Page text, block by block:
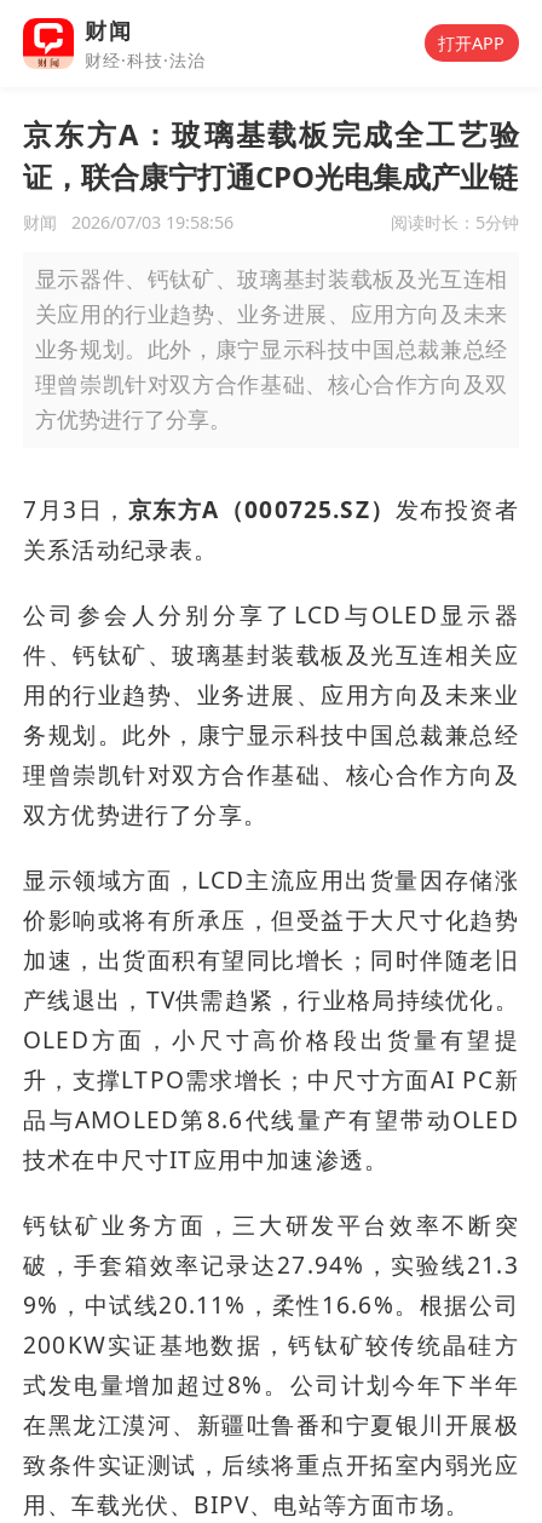
财闻
财经·科技·法治
打开APP
京东方A：玻璃基载板完成全工艺验
证，联合康宁打通CPO光电集成产业链
财闻 2026/07/03 19:58:56 阅读时长： 5分钟
显示器件、钙钛矿、玻璃基封装载板及光互连相
关应用的行业趋势、业务进展、应用方向及未来
业务规划。此外，康宁显示科技中国总裁兼总经
理曾崇凯针对双方合作基础、核心合作方向及双
方优势进行了分享。
7月3日， 京东方A（000725.SZ） 发布投资者
关系活动纪录表。
公司参会人分别分享了LCD与OLED显示器
件、钙钛矿、玻璃基封装载板及光互连相关应
用的行业趋势、业务进展、应用方向及未来业
务规划。此外，康宁显示科技中国总裁兼总经
理曾崇凯针对双方合作基础、核心合作方向及
双方优势进行了分享。
显示领域方面，LCD主流应用出货量因存储涨
价影响或将有所承压，但受益于大尺寸化趋势
加速，出货面积有望同比增长；同时伴随老旧
产线退出，TV供需趋紧，行业格局持续优化。
OLED方面，小尺寸高价格段出货量有望提
升，支撑LTPO需求增长；中尺寸方面AI PC新
品与AMOLED第8.6代线量产有望带动OLED
技术在中尺寸IT应用中加速渗透。
钙钛矿业务方面，三大研发平台效率不断突
破，手套箱效率记录达27.94%，实验线21.3
9%，中试线20.11%，柔性16.6%。根据公司
200KW实证基地数据，钙钛矿较传统晶硅方
式发电量增加超过8%。公司计划今年下半年
在黑龙江漠河、新疆吐鲁番和宁夏银川开展极
致条件实证测试，后续将重点开拓室内弱光应
用、车载光伏、BIPV、电站等方面市场。